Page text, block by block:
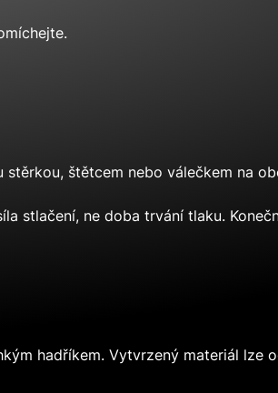
štětcem nebo válečkem na
stlačení, ne doba trvání tlaku.
hadříkem. Vytvrzený materiál lze